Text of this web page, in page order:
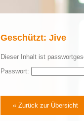
Geschützt: Jive
Dieser Inhalt ist
Passwort:
« Zurück zur Übersicht